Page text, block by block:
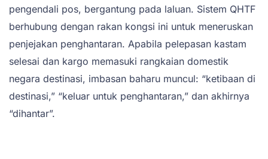
pengendali pos, bergantung pada laluan. Sistem QHTF
berhubung dengan rakan kongsi ini untuk meneruskan
penjejakan penghantaran. Apabila pelepasan kastam
selesai dan kargo memasuki rangkaian domestik
negara destinasi, imbasan baharu muncul: “ketibaan di
destinasi,” “keluar untuk penghantaran,” dan akhirnya
“dihantar”.